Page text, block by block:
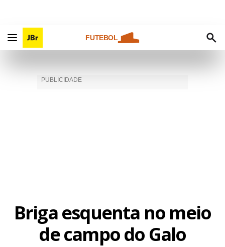
FUTEBOL
Briga esquenta no meio
de campo do Galo